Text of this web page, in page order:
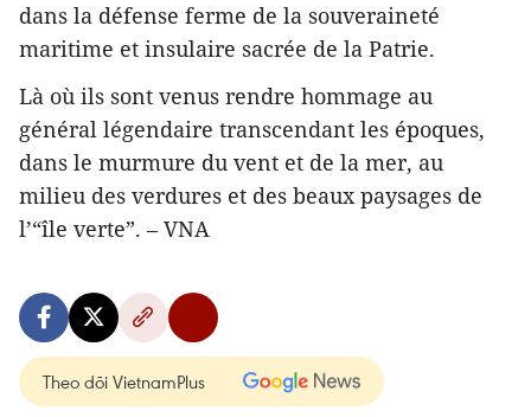
dans la défense ferme de la souveraineté
maritime et insulaire sacrée de la Patrie.
Là où ils sont venus rendre hommage au
général légendaire transcendant les époques,
dans le murmure du vent et de la mer, au
milieu des verdures et des beaux paysages de
l’“île verte”. – VNA
Theo dõi VietnamPlus